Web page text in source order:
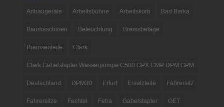
Anbaugeräte Arbeitsbühne Arbeitskorb Bad Berka
Baumaschinen Beleuchtung Bremsbeläge
Bremsenteile Clark
Clark Gabelstapler Wasserpumpe C500 GPX CMP DPM GPM
Deutschland DPM30 Erfurt Ersatzteile Fahrersitz
Fahrersitze Fechtel Fetra Gabelstapler GET